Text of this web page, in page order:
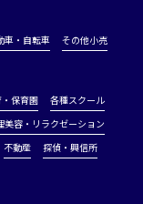
車・自転車 その他小売
保育園
各種スクール
美容・リラクゼーション
不動産
探偵・興信所